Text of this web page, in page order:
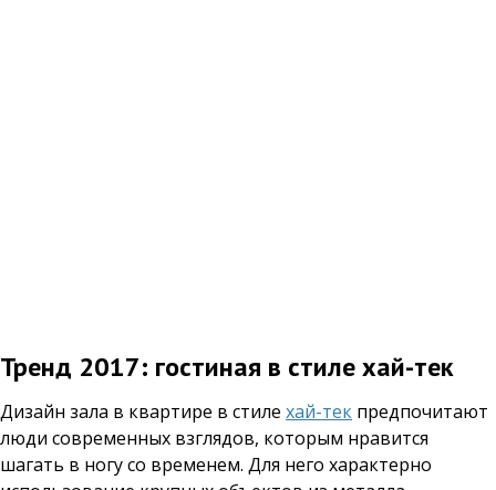
Тренд 2017: гостиная в стиле хай-тек
Дизайн зала в квартире в стиле хай-тек предпочитают
люди современных взглядов, которым нравится
шагать в ногу со временем. Для него характерно